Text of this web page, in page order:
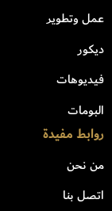
عمل وتطوير
ديكور
فيديوهات
البومات
روابط مفيدة
من نحن
اتصل بنا